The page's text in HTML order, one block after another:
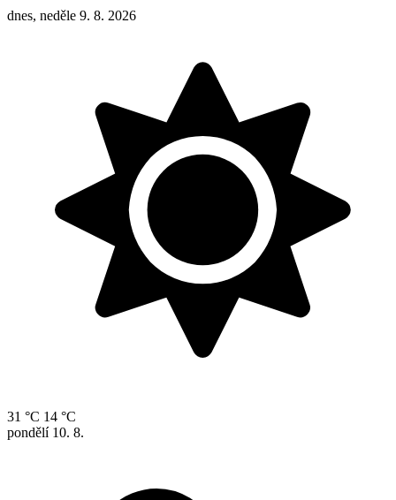
dnes, neděle 9. 8. 2026
31 °C 14 °C
pondělí 10. 8.